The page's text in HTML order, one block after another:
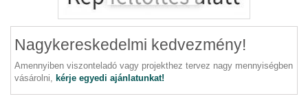
Nagykereskedelmi kedvezmény!
Amennyiben viszonteladó vagy projekthez tervez nagy mennyiségben
vásárolni, kérje egyedi ajánlatunkat!